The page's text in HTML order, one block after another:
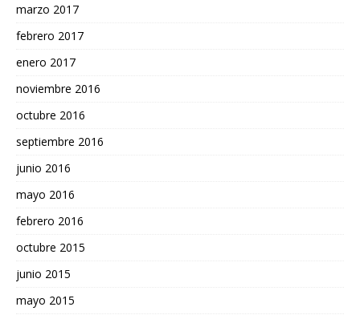
marzo 2017
febrero 2017
enero 2017
noviembre 2016
octubre 2016
septiembre 2016
junio 2016
mayo 2016
febrero 2016
octubre 2015
junio 2015
mayo 2015